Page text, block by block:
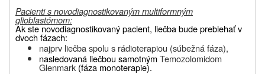
Pacienti s novodiagnostikovaným multiformným
glioblastómom:
Ak ste novodiagnostikovaný pacient, liečba bude prebiehať v
dvoch fázach:
najprv liečba spolu s rádioterapiou (súbežná fáza),
nasledovaná liečbou samotnýmTemozolomidom
Glenmark (fáza monoterapie).